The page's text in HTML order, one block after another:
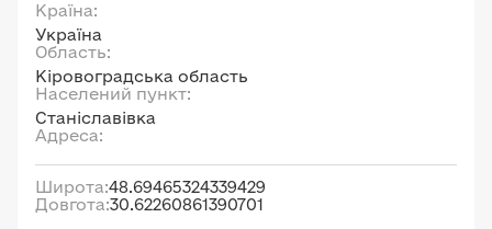
Країна:
Україна
Область:
Кіровоградська область
Населений пункт:
Станіславівка
Адреса:
Широта:48.69465324339429
Довгота:30.62260861390701